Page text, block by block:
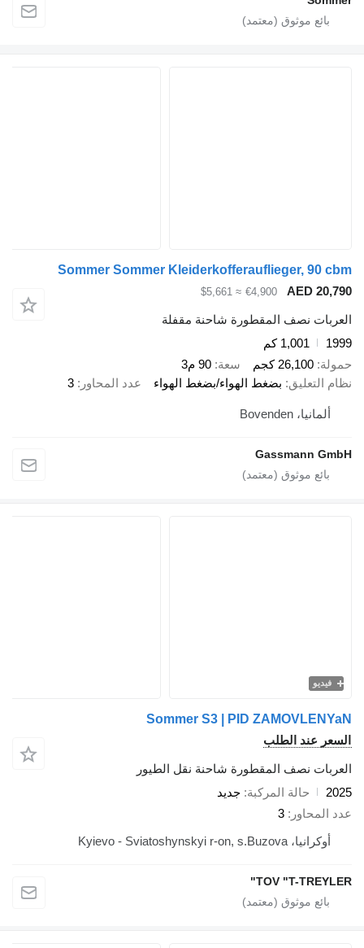
Sommer Sommer Kleiderkofferauflieger, 90 cbm
AED 20,790
€4,900
≈ $5,661
العربات نصف المقطورة شاحنة مقفلة
1999
1,001 كم
حمولة 26,100 كجم سعة 90 م3
نظام التعليق بضغط الهواء/بضغط الهواء عدد المحاور 3
ألمانيا، Bovenden
Gassmann GmbH
فيديو
Sommer S3 | PID ZAMOVLENYaN
السعر عند الطلب
العربات نصف المقطورة شاحنة نقل الطيور
2025
حالة المركبة جديد
عدد المحاور
3
أوكرانيا، Kyievo - Sviatoshynskyi r-on, s.Buzova
TOV "T-TREYLER"